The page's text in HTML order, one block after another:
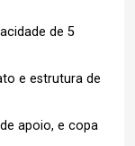
de 5
e estrutura de
apoio, e copa